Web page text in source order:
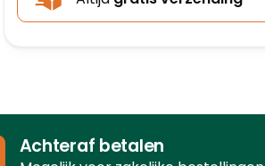
Achteraf betalen